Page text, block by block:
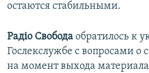
остаются стабильными.
Радіо Свобода обратилось к
Гослекслужбе с вопросами о
на момент выхода материала